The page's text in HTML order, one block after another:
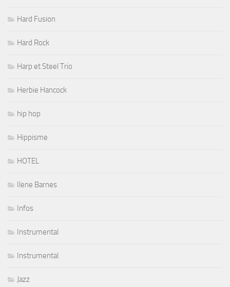
Hard Fusion
Hard Rock
Harp et Steel Trio
Herbie Hancock
hip hop
Hippisme
HOTEL
Ilene Barnes
Infos
Instrumental
Instrumental
Jazz